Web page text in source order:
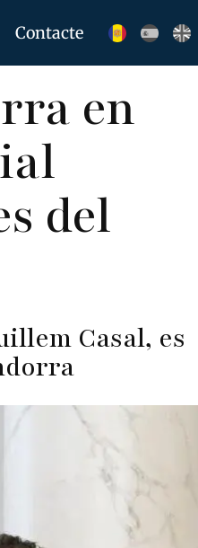
Contacte
en
del
Casal, es